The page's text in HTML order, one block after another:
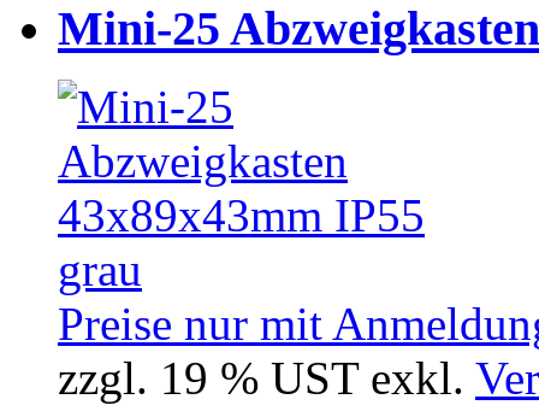
Mini-25
Preise nur mit
zzgl. 19 % UST exkl.